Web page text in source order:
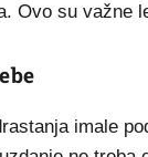
Ovo su važne
imale